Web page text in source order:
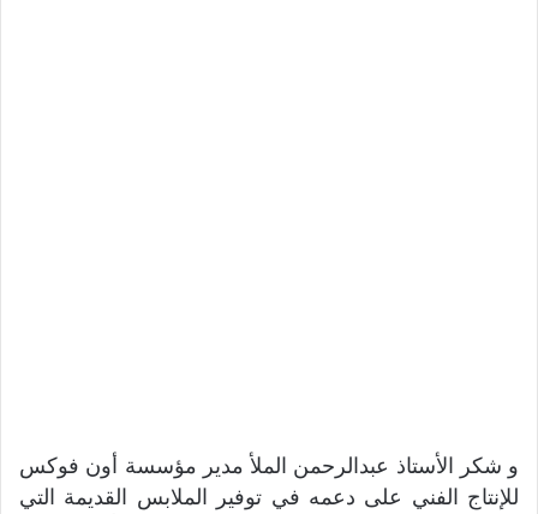
و شكر الأستاذ عبدالرحمن الملأ مدير مؤسسة أون فوكس
للإنتاج الفني على دعمه في توفير الملابس القديمة التي